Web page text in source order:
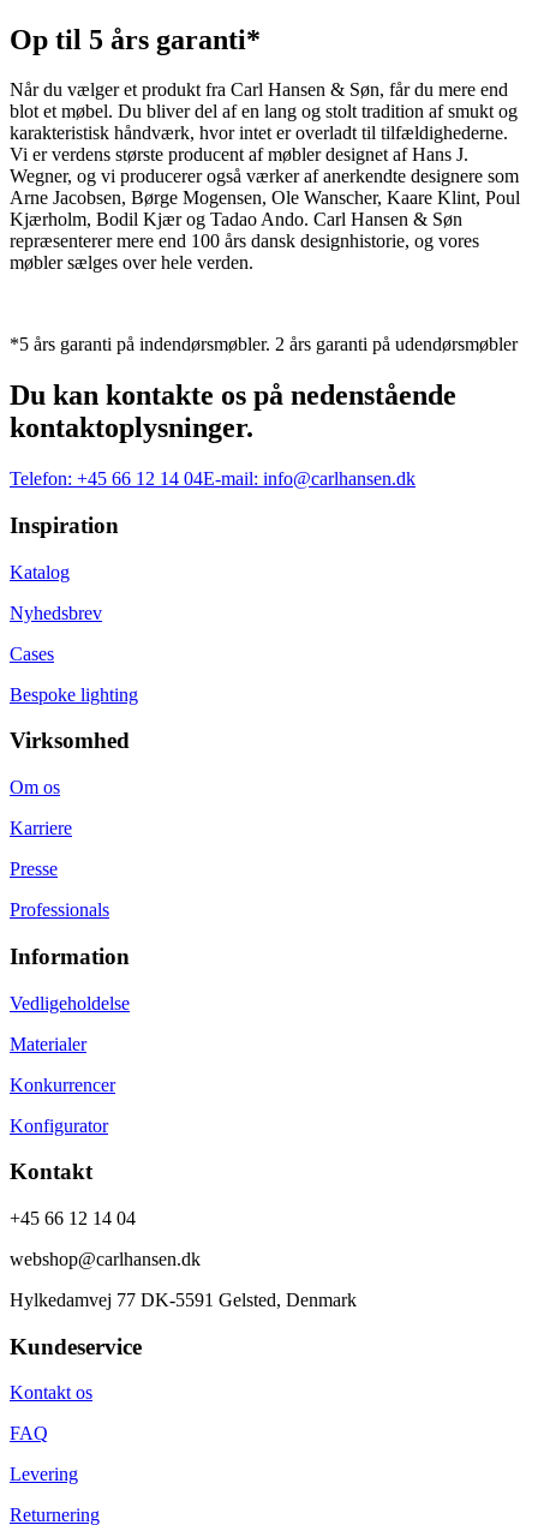
Op til 5 års garanti*
Når du vælger et produkt fra Carl Hansen & Søn, får du mere end
blot et møbel. Du bliver del af en lang og stolt tradition af smukt og
karakteristisk håndværk, hvor intet er overladt til tilfældighederne.
Vi er verdens største producent af møbler designet af Hans J.
Wegner, og vi producerer også værker af anerkendte designere som
Arne Jacobsen, Børge Mogensen, Ole Wanscher, Kaare Klint, Poul
Kjærholm, Bodil Kjær og Tadao Ando. Carl Hansen & Søn
repræsenterer mere end 100 års dansk designhistorie, og vores
møbler sælges over hele verden.
*5 års garanti på indendørsmøbler. 2 års garanti på udendørsmøbler
Du kan kontakte os på nedenstående
kontaktoplysninger.
Telefon: +45 66 12 14 04E-mail: info@carlhansen.dk
Inspiration
Katalog
Nyhedsbrev
Cases
Bespoke lighting
Virksomhed
Om os
Karriere
Presse
Professionals
Information
Vedligeholdelse
Materialer
Konkurrencer
Konfigurator
Kontakt
+45 66 12 14 04
webshop@carlhansen.dk
Hylkedamvej 77 DK-5591 Gelsted, Denmark
Kundeservice
Kontakt os
FAQ
Levering
Returnering